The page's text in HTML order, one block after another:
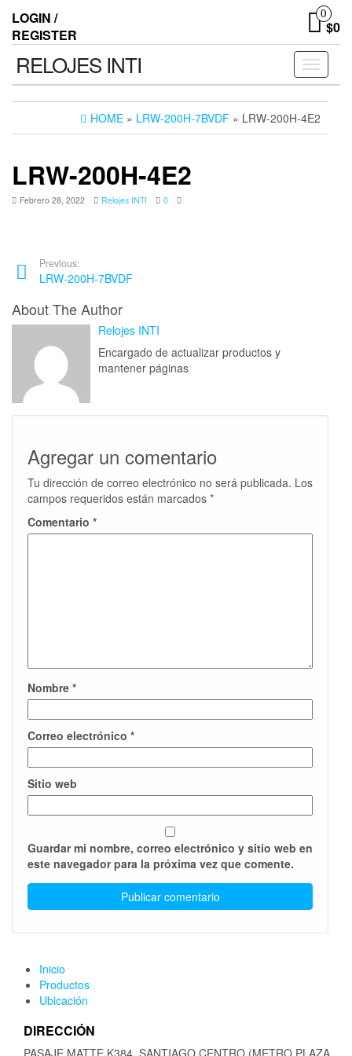
LOGIN /
REGISTER
0
$0
Toggle
RELOJES INTI
HOME » LRW-200H-7BVDF » LRW-200H-4E2
LRW-200H-4E2
Febrero 28, 2022 Relojes INTI 0
Previous:
LRW-200H-7BVDF
About The Author
Relojes INTI
Encargado de actualizar productos y
mantener páginas
Agregar un comentario
Tu dirección de correo electrónico no será publicada. Los
campos requeridos están marcados *
Comentario *
Nombre *
Correo electrónico *
Sitio web
Guardar mi nombre, correo electrónico y sitio web en
este navegador para la próxima vez que comente.
Inicio
Productos
Ubicación
DIRECCIÓN
PASAJE MATTE K384, SANTIAGO CENTRO (METRO PLAZA